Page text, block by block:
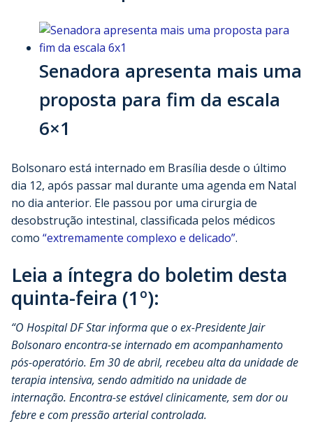
Senadora apresenta mais uma
proposta para fim da escala
6×1
Bolsonaro está internado em Brasília desde o último
dia 12, após passar mal durante uma agenda em Natal
no dia anterior. Ele passou por uma cirurgia de
desobstrução intestinal, classificada pelos médicos
como “extremamente complexo e delicado”.
Leia a íntegra do boletim desta
quinta-feira (1º):
“O Hospital DF Star informa que o ex-Presidente Jair
Bolsonaro encontra-se internado em acompanhamento
pós-operatório. Em 30 de abril, recebeu alta da unidade de
terapia intensiva, sendo admitido na unidade de
internação. Encontra-se estável clinicamente, sem dor ou
febre e com pressão arterial controlada.